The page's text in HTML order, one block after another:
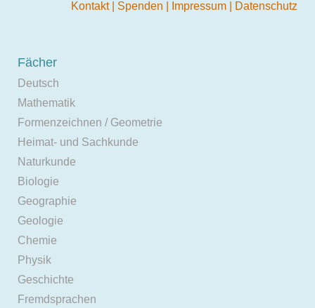
Kontakt Spenden Impressum Datenschutz
Fächer
Deutsch
Mathematik
Formenzeichnen / Geometrie
Heimat- und Sachkunde
Naturkunde
Biologie
Geographie
Geologie
Chemie
Physik
Geschichte
Fremdsprachen